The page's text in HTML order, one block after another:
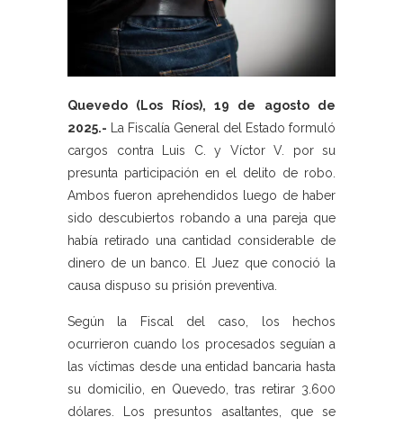
Quevedo (Los Ríos), 19 de agosto de
2025.- La Fiscalía General del Estado formuló
cargos contra Luis C. y Víctor V. por su
presunta participación en el delito de robo.
Ambos fueron aprehendidos luego de haber
sido descubiertos robando a una pareja que
había retirado una cantidad considerable de
dinero de un banco. El Juez que conoció la
causa dispuso su prisión preventiva.
Según la Fiscal del caso, los hechos
ocurrieron cuando los procesados seguían a
las víctimas desde una entidad bancaria hasta
su domicilio, en Quevedo, tras retirar 3.600
dólares. Los presuntos asaltantes, que se